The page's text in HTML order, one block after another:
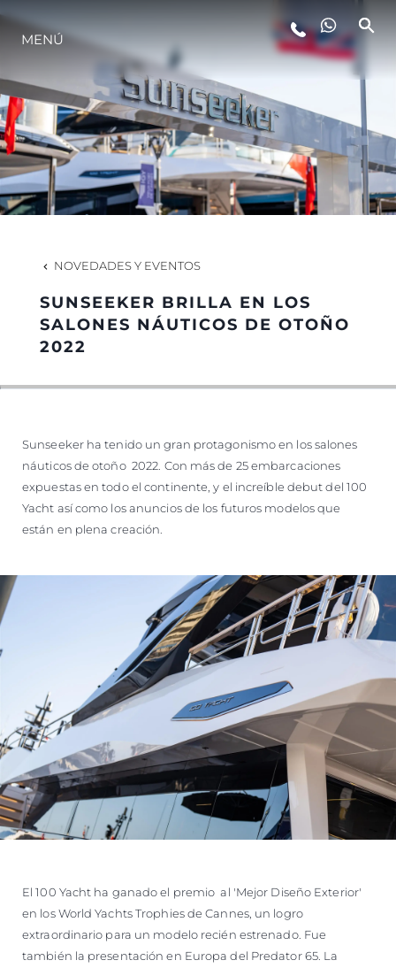
ESTILO DE VIDA
INNOVACIÓN
¿QUIÉNES SOMOS?
EL EQUIPO
HISTORIA
VALORE SU EMBARCACIÓN
MENÚ
NOVEDADES Y EVENTOS
SUNSEEKER BRILLA EN LOS
SALONES NÁUTICOS DE OTOÑO
2022
Sunseeker ha tenido un gran protagonismo en los salones
náuticos de otoño 2022. Con más de 25 embarcaciones
expuestas en todo el continente, y el increíble debut del 100
Yacht así como los anuncios de los futuros modelos que
están en plena creación.
El 100 Yacht ha ganado el premio al 'Mejor Diseño Exterior'
en los World Yachts Trophies de Cannes, un logro
extraordinario para un modelo recién estrenado. Fue
también la presentación en Europa del Predator 65. La